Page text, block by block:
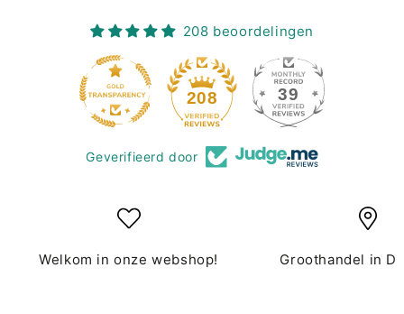
208 beoordelingen
208 39
Geverifieerd door
Welkom in onze webshop! Groothandel in